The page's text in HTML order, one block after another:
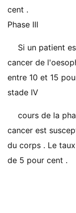
cent .
Phase III
Si un patient
cancer de
entre 10 et 15
stade IV
cours de la
cancer est
du corps . Le
de 5 pour cent .